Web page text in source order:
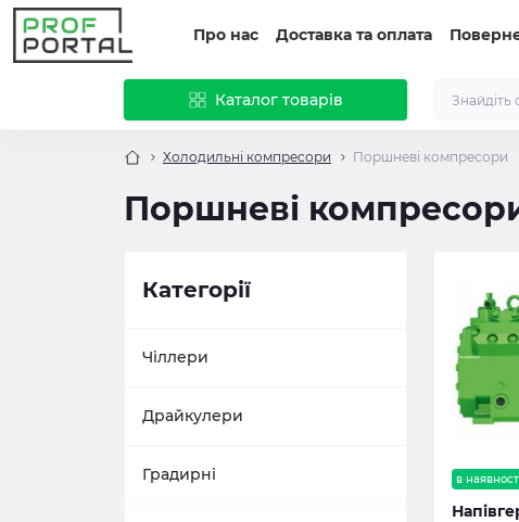
Про нас Доставка та оплата
Каталог товарів
Холодильні компресори Поршневі компресори
Поршневі
Категорії
Чіллери
Драйкулери
Градирні в